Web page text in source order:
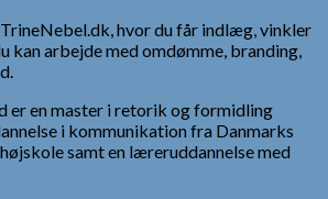
hvor du får indlæg, vinkler
kan arbejde med omdømme, branding,
er en master i retorik og formidling
i kommunikation fra Danmarks
samt en læreruddannelse med